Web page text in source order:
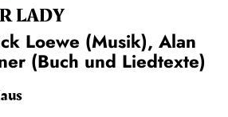
LADY
Loewe (Musik), Alan
(Buch und Liedtexte)